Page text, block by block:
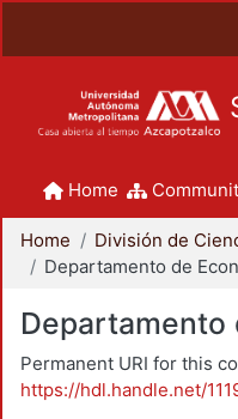
Home
Home
Departamento de
Departamento
Permanent URI for this
https://hdl.handle.net/